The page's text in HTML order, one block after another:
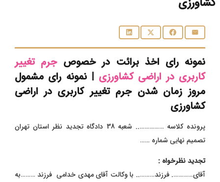
نمونه رای اخذ برائت در خصوصجرم تغییر
کاربری در اراضی کشاورزی | نمونه رای مشمول
مروز زمان شدن جرم تغییر کاربری در اراضی
کشاورزی
پرونده کلاسه …………….. شعبه 38 دادگاه تجدید نظر استان تهران
تصمیم نهایی شماره ……
تجدید نظرخواه :
آقای…………. فرزند……….. با وکالت آقای مهدی خدامی فرزند ………به